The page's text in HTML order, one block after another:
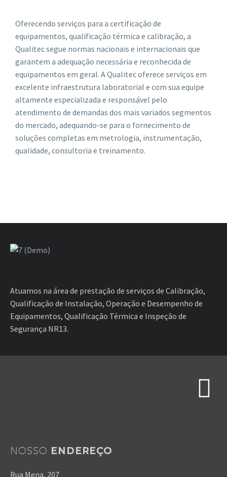
Oferecendo serviços para a certificação de
equipamentos, qualificação térmica e calibração, a
Qualitec segue normas nacionais e internacionais que
garantem a adequação necessária e reconhecida de
equipamentos em geral. A Qualitec oferece serviços em
excelente infraestrutura laboratorial e com sua equipe
altamente especializada e responsável pelo
atendimento de demandas dos mais variados segmentos
do mercado, adequando-se para o fornecimento de
soluções completas em metrologia, instrumentação,
qualidade, consultoria e treinamento.
Atuamos na área de prestação de serviços de Calibração,
Qualificação de Instalação, Operação e Desempenho de
Equipamentos, Qualificação Térmica e Inspeção de
Segurança NR13.
NOSSO ENDEREÇO
Rua Mena, 207